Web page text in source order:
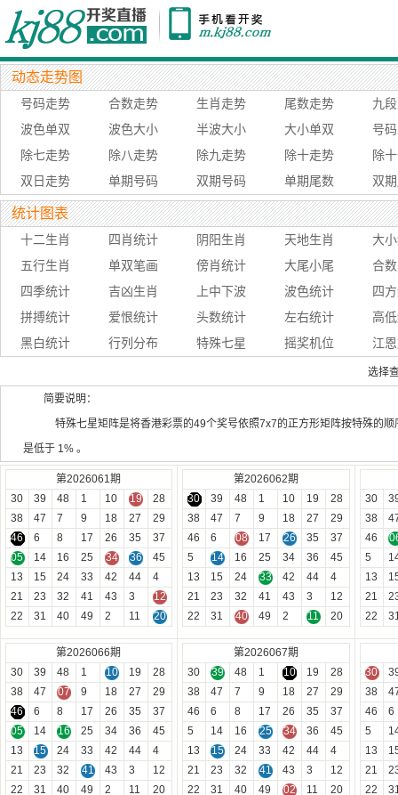
动态走势图
号码走势 合数走势 生肖走势 尾数走势
九
波色单双
波色大小 半波大小 大小单双
号
除七走势
除八走势 除九走势 除十走势
除
双日走势
单期号码 双期号码 单期尾数 双
统计图表
十二生肖 四肖统计 阴阳生肖 天地生肖
大
五行生肖
单双笔画 傍肖统计 大尾小尾
合
四季统计
吉凶生肖 上中下波 波色统计
四
拼搏统计
爱恨统计 头数统计 左右统计
高
黑白统计
行列分布 特殊七星 摇奖机位 江
选择
简要说明：
特殊七星矩阵是将香港彩票的49个奖号依照7x7的正方形矩阵按特殊的
是低于 1% 。
第2026061期
30
39 48 1 10 19
28
38
47 7 9 18 27
29
46
6 8 17 26 35
37
05
14 16 25 34 36
45
13
15 24 33 42 44
4
21
23 32 41 43 3
12
22
31 40 49 2 11 20
第2026062期
30
39 48 1 10 19
28
38
47 7 9 18 27
29
46
6 08 17 26 35
37
5
14 16 25 34 36
45
13
15 24 33 42 44
4
21
23 32 41 43 3
12
22
31 40 49 2 11 20
30
38
46
5
13
21
22
第2026066期
30
39 48 1 10 19
28
38
47 07 9 18 27
29
46
6 8 17 26 35
37
05
14 16 25 34 36
45
13
15 24 33 42 44
4
21
23 32 41 43 3
12
22
31 40 49 2 11 20
第2026067期
30
39 48 1 10 19
28
38
47 7 9 18 27
29
46
6 8 17 26 35
37
5
14 16 25 34 36
45
13
15 24 33 42 44
4
21
23 32 41 43 3
12
22
31 40 49 02 11 20
30
38
46
6
5
13
21
22